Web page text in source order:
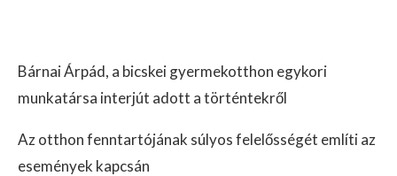
Bárnai Árpád, a bicskei gyermekotthon egykori
munkatársa interjút adott a történtekről
Az otthon fenntartójának súlyos felelősségét említi az
események kapcsán